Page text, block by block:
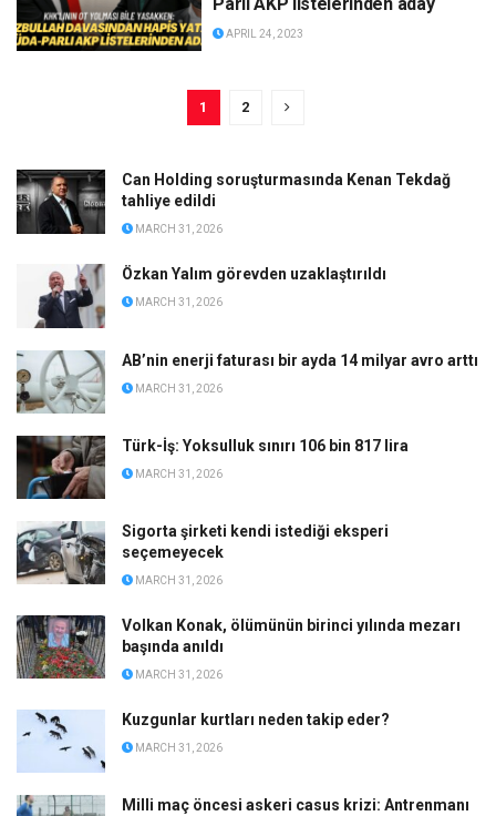
APRIL 24, 2023
1 2
Can Holding soruşturmasında Kenan Tekdağ
tahliye edildi
MARCH 31, 2026
Özkan Yalım görevden uzaklaştırıldı
MARCH 31, 2026
AB’nin enerji faturası bir ayda 14 milyar avro arttı
MARCH 31, 2026
Türk-İş: Yoksulluk sınırı 106 bin 817 lira
MARCH 31, 2026
Sigorta şirketi kendi istediği eksperi
seçemeyecek
MARCH 31, 2026
Volkan Konak, ölümünün birinci yılında mezarı
başında anıldı
MARCH 31, 2026
Kuzgunlar kurtları neden takip eder?
MARCH 31, 2026
Milli maç öncesi askeri casus krizi: Antrenmanı